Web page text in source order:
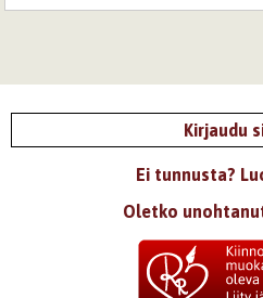
Kirjaudu
Ei tunnusta?
Oletko